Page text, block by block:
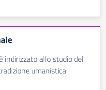
indirizzato allo studio del
umanistica